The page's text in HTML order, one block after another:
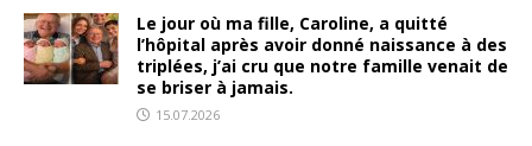
Le jour où ma fille, Caroline, a quitté
l’hôpital après avoir donné naissance à des
triplées, j’ai cru que notre famille venait de
se briser à jamais.
15.07.2026